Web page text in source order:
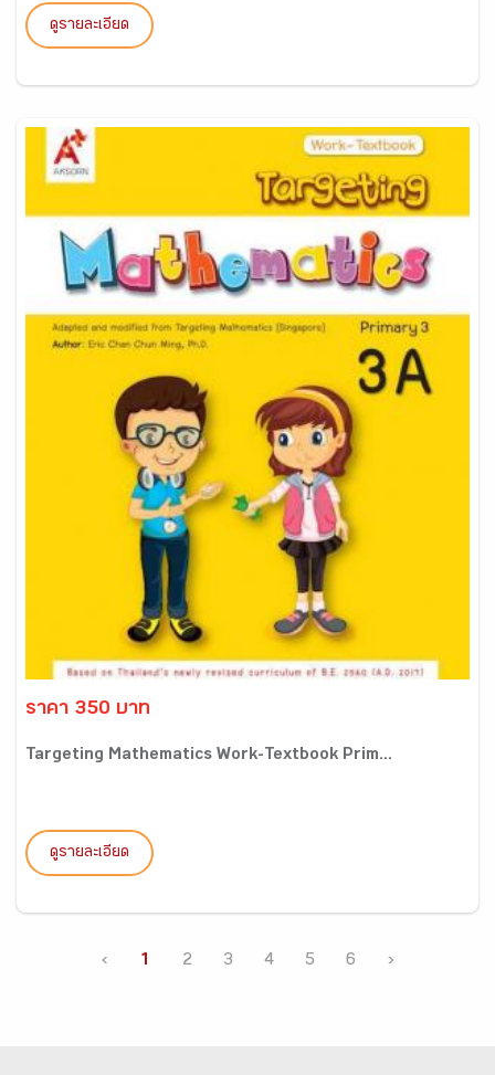
ดูรายละเอียด
ราคา 350 บาท
Targeting Mathematics Work-Textbook Prim...
ดูรายละเอียด
‹ 1 2 3 4 5 6 ›